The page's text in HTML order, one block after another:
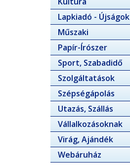
Lapkiadó - Újságok
Műszaki
Papír-Írószer
Sport, Szabadidő
Szolgáltatások
Szépségápolás
Utazás, Szállás
Vállalkozásoknak
Virág, Ajándék
Webáruház